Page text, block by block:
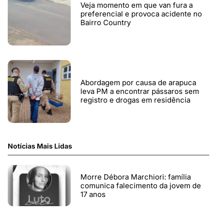
Veja momento em que van fura a
preferencial e provoca acidente no
Bairro Country
Abordagem por causa de arapuca
leva PM a encontrar pássaros sem
registro e drogas em residência
Notícias Mais Lidas
Morre Débora Marchiori: família
comunica falecimento da jovem de
17 anos